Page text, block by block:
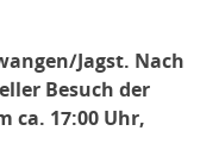
Jagst. Nach
Besuch der
ca. 17:00 Uhr,